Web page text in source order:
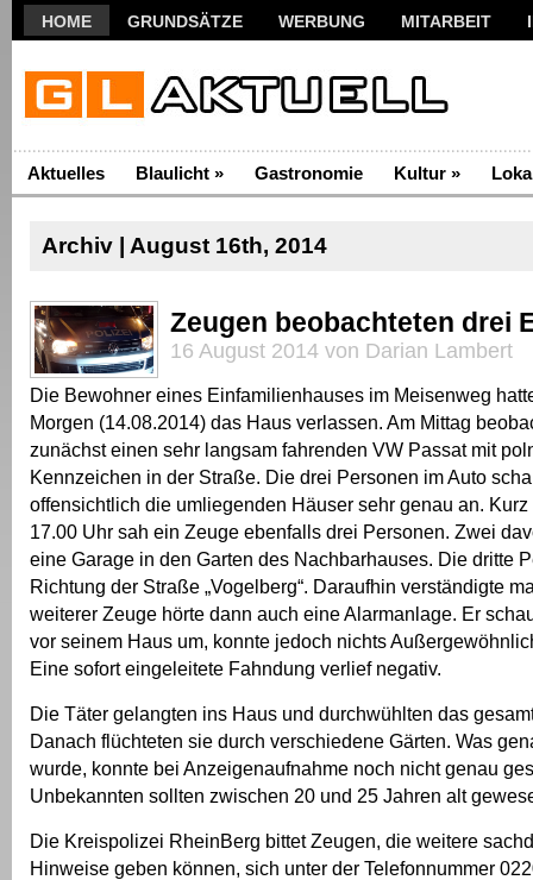
HOME GRUNDSÄTZE WERBUNG MITARBEIT
Aktuelles Blaulicht » Gastronomie Kultur »
Archiv | August 16th, 2014
Zeugen beobachteten drei
16 August 2014 von Darian Lambert
Die Bewohner eines Einfamilienhauses im Meisenweg
Morgen (14.08.2014) das Haus verlassen. Am Mittag
zunächst einen sehr langsam fahrenden VW Passat mit
Kennzeichen in der Straße. Die drei Personen im Auto
offensichtlich die umliegenden Häuser sehr genau an.
17.00 Uhr sah ein Zeuge ebenfalls drei Personen. Zwei
eine Garage in den Garten des Nachbarhauses. Die dritte
Richtung der Straße „Vogelberg“. Daraufhin verständigte
weiterer Zeuge hörte dann auch eine Alarmanlage. Er
vor seinem Haus um, konnte jedoch nichts
Eine sofort eingeleitete Fahndung verlief negativ.
Die Täter gelangten ins Haus und durchwühlten das
Danach flüchteten sie durch verschiedene Gärten. Was
wurde, konnte bei Anzeigenaufnahme noch nicht genau
Unbekannten sollten zwischen 20 und 25 Jahren alt
Die Kreispolizei RheinBerg bittet Zeugen, die weitere
Hinweise geben können, sich unter der Telefonnummer